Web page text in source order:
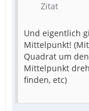
Zitat
Und eigentlich
Mittelpunkt!
Quadrat um
Mittelpunkt
finden, etc)